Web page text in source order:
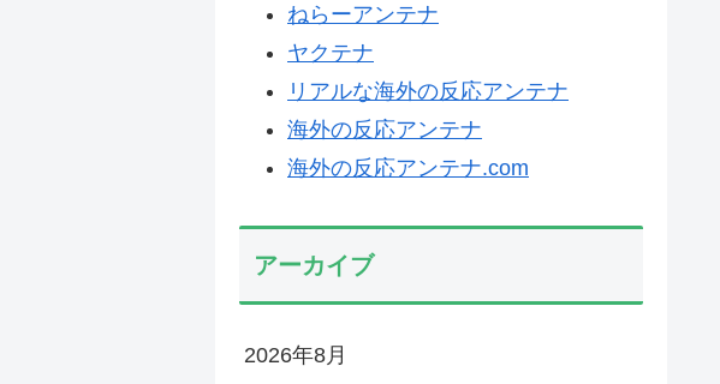
ねらーアンテナ
ヤクテナ
リアルな海外の反応アンテナ
海外の反応アンテナ
海外の反応アンテナ.com
アーカイブ
2026年8月